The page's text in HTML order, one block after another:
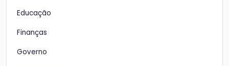
Educação
Finanças
Governo